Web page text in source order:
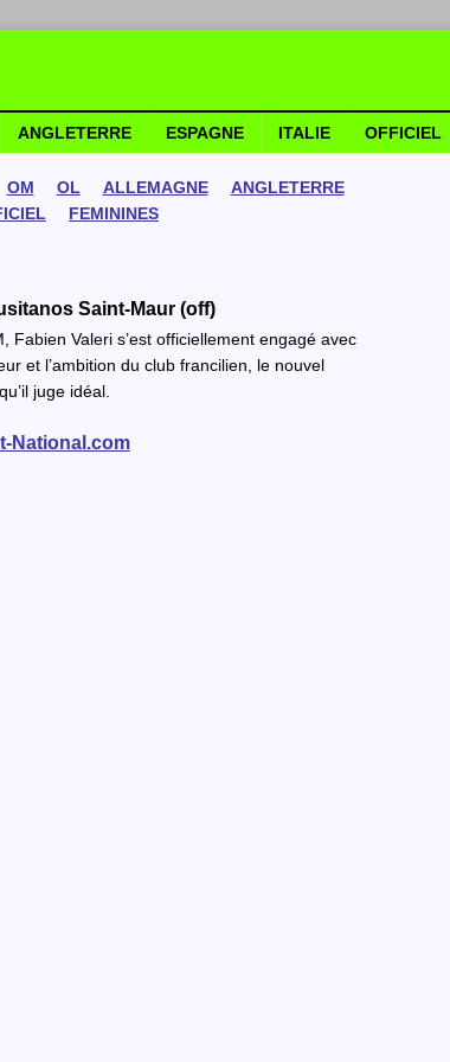
ANGLETERRE ESPAGNE ITALIE OFFICIEL
OM OL ALLEMAGNE
ANGLETERRE
FEMININES
Saint-Maur (off)
Fabien Valeri s’est officiellement engagé avec
et l’ambition du club francilien, le nouvel
juge idéal.
National.com